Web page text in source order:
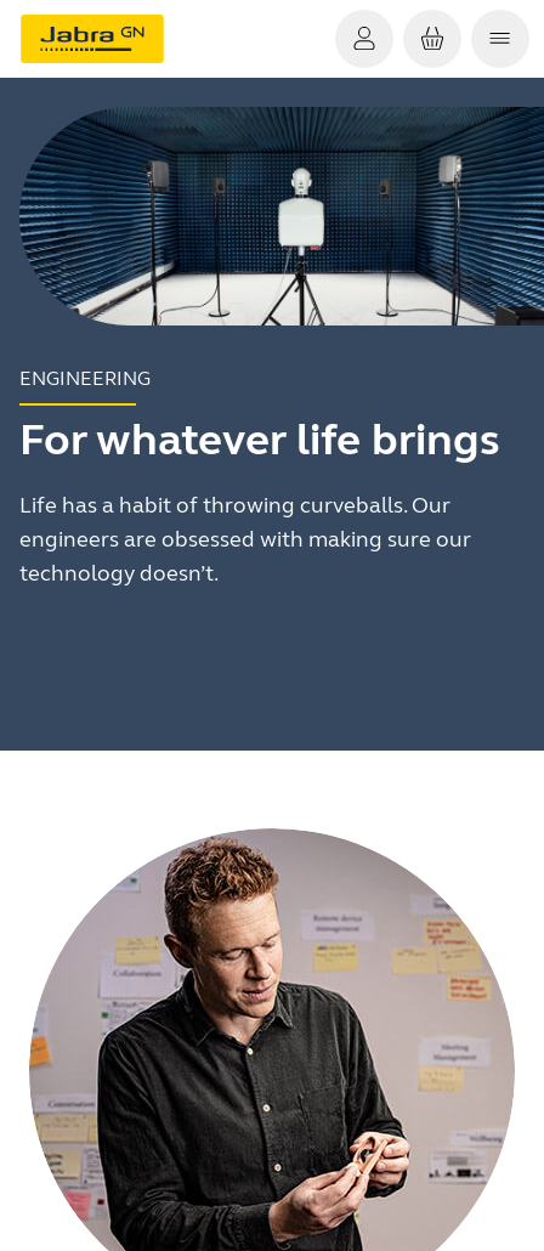
ENGINEERING
For whatever life brings
Life has a habit of throwing curveballs. Our
engineers are obsessed with making sure our
technology doesn’t.